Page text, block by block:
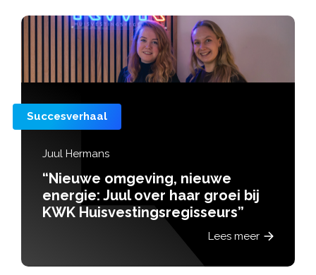
Succesverhaal
Juul Hermans
“Nieuwe omgeving, nieuwe
energie: Juul over haar groei bij
KWK Huisvestingsregisseurs”
Lees meer